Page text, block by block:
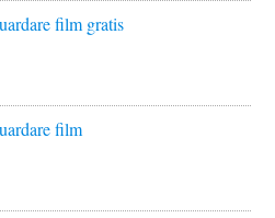
film gratis
film